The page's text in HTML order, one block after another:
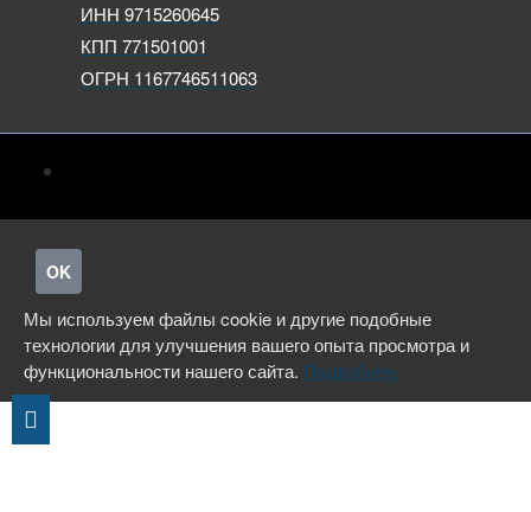
ИНН 9715260645
КПП 771501001
ОГРН 1167746511063
OK
Мы используем файлы cookie и другие подобные
технологии для улучшения вашего опыта просмотра и
функциональности нашего сайта. Подробнее.